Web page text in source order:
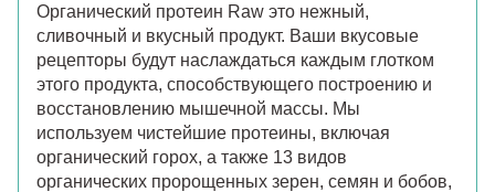
Органический протеин Raw это нежный,
сливочный и вкусный продукт. Ваши вкусовые
рецепторы будут наслаждаться каждым глотком
этого продукта, способствующего построению и
восстановлению мышечной массы. Мы
используем чистейшие протеины, включая
органический горох, а также 13 видов
органических пророщенных зерен, семян и бобов,